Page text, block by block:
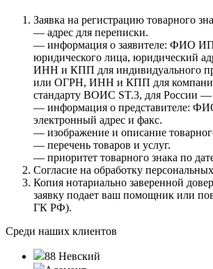
Заявка на регистрацию товарного
— адрес для переписки.
— информация о заявителе: ФИО ИП
юридического лица, юридический
ИНН и КПП для индивидуального
или ОГРН, ИНН и КПП для
стандарту ВОИС ST.3, для России
— информация о представителе:
электронный адрес и факс.
— изображение и описание
— перечень товаров и услуг.
— приоритет товарного знака по
Согласие на обработку
Копия нотариально заверенной
заявку подает ваш помощник или
ГК РФ).
Среди наших клиентов
88 Невский